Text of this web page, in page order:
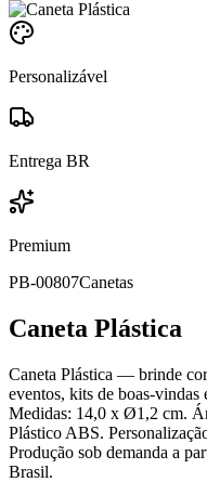
Personalizável
Entrega BR
Premium
PB-00807Canetas
Caneta Plástica
Caneta Plástica — brinde
eventos, kits de boas-vindas
Medidas: 14,0 x Ø1,2 cm.
Plástico ABS.
Produção sob demanda a
Brasil.